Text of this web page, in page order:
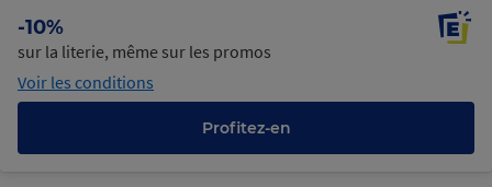
-10%
sur la literie, même sur les promos
Voir les conditions
Profitez-en